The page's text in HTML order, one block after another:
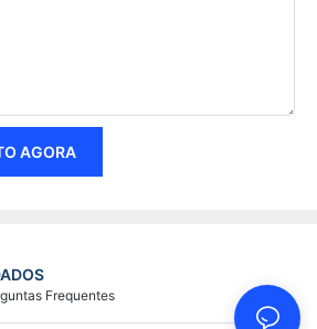
AGORA
Frequentes